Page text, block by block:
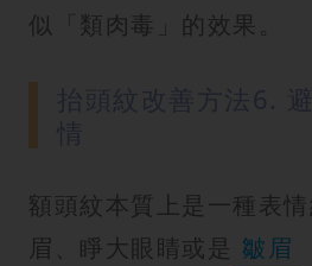
似「類肉毒」的效果。
額頭紋本質上是一種表
眉、睜大眼睛或是 皺眉